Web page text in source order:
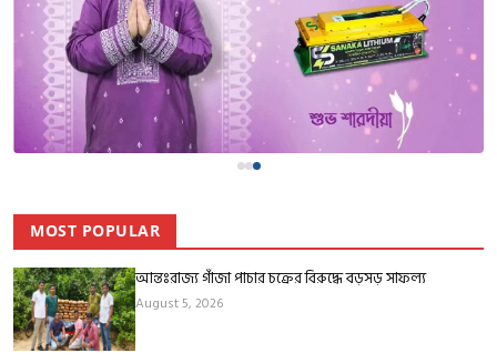
MOST POPULAR
আন্তঃরাজ্য গাঁজা পাচার চক্রের বিরুদ্ধে বড়সড় সাফল্য
August 5, 2026